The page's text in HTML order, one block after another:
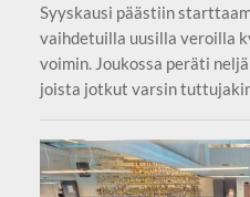
Syyskausi päästiin
vaihdetuilla uusilla veroilla
voimin. Joukossa peräti
joista jotkut varsin